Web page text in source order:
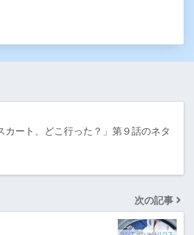
カート、どこ行った？」第９話のネタ
次の記事